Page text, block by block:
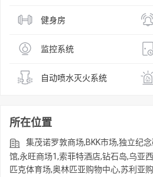
健身房
监控系统
自动喷水灭火系统
所在位置
集茂诺罗敦商场,BKK市场,独立纪
馆,永旺商场1,索菲特酒店,钻石岛,乌亚
匹克体育场,奥林匹亚购物中心,苏利亚